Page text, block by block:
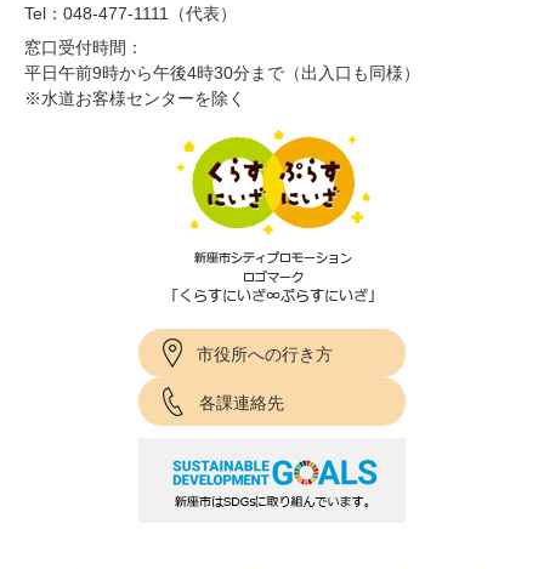
Tel：048-477-1111（代表）
窓口受付時間：
平日午前9時から午後4時30分まで（出入口も同様）
※水道お客様センターを除く
市役所への行き方
各課連絡先